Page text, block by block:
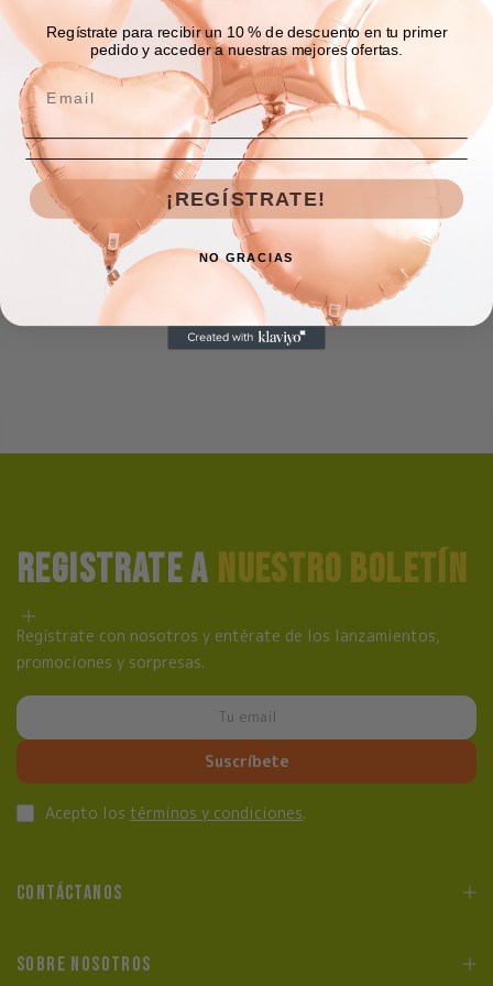
COMPRAR AHORA
Descripción
Envíos y devoluciones
Comentarios
REGISTRATE A NUESTRO BOLETÍN
Regístrate con nosotros y entérate de los lanzamientos,
promociones y sorpresas.
Suscríbete
Acepto los términos y condiciones.
CONTÁCTANOS
SOBRE NOSOTROS
Regístrate para recibir un 10 % de descuento en tu primer
pedido y acceder a nuestras mejores ofertas.
¡REGÍSTRATE!
NO GRACIAS